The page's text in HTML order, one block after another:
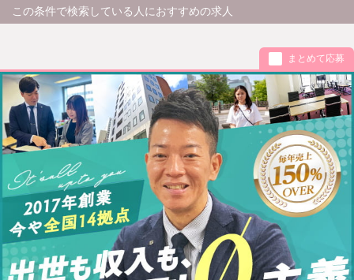
この条件で検索している人におすすめの求人
まとめて応募